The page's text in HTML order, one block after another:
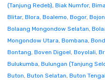
(Tanjung Redeb), Biak Numfor, Bima
Blitar, Blora, Boalemo, Bogor,
Bolaang Mongondow Selatan,
Mongondow Utara, Bombana,
Bontang, Boven Digoel, Boyolali,
Bulukumba, Bulungan (Tanjung
Buton, Buton Selatan, Buton